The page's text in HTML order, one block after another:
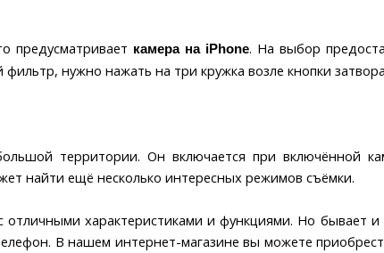
предусматривает камера на iPhone. На выбор
нужно нажать на три кружка возле кнопки
территории. Он включается при включённой
найти ещё несколько интересных режимов съёмки.
характеристиками и функциями. Но бывает и
В нашем интернет-магазине вы можете